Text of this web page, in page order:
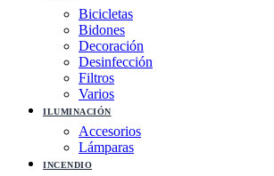
Bicicletas
Bidones
Decoración
Desinfección
Filtros
Varios
ILUMINACIÓN
Accesorios
Lámparas
INCENDIO